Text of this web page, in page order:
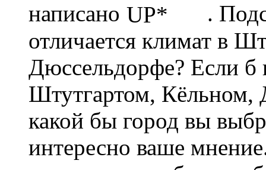
написано
.
отличается климат в
Дюссельдорфе? Если
Штутгартом,
какой бы город вы
интересно ваше